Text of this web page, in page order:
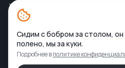
MAX MAX
Артем Фирсов
Сидим с бобром за столом, он
полено, мы за куки.
Подробнее вполитике